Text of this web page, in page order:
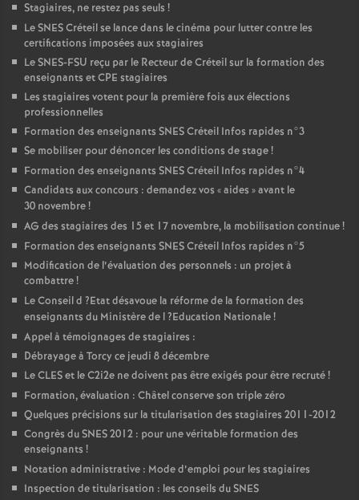
Stagiaires, ne restez pas seuls !
LeSNESCréteil se lance dans le cinéma pour lutter contre les
certifications imposées aux stagiaires
LeSNES-FSU reçu par le Recteur de Créteil sur la formation des
enseignants etCPE stagiaires
Les stagiaires votent pour la première fois aux élections
professionnelles
Formation des enseignants SNESCréteil Infos rapides n°3
Se mobiliser pour dénoncer les conditions de stage!
Formation des enseignants SNESCréteil Infos rapides n°4
Candidats aux concours : demandez vos «aides » avant le
30 novembre!
AG des stagiaires des 15 et 17 novembre, la mobilisation continue!
Formation des enseignants SNESCréteil Infos rapides n°5
Modification de l’évaluation des personnels : un projet à
combattre!
Le Conseil d ?Etat désavoue la réforme de la formation des
enseignants du Ministère de l?Education Nationale!
Appel à témoignages de stagiaires :
Débrayage à Torcy ce jeudi 8 décembre
LeCLESet le C2i2e ne doivent pas être exigés pour être recruté!
Formation, évaluation : Châtel conserve son triple zéro
Quelques précisions sur la titularisation des stagiaires 2011-2012
Congrès duSNES2012 : pour une véritable formation des
enseignants !
Notation administrative : Mode d’emploi pour les stagiaires
Inspection de titularisation : les conseils duSNES